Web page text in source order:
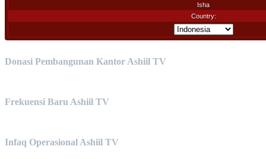
Donasi Pembangunan Kantor Ashiil TV
Frekuensi Baru Ashiil TV
Infaq Operasional Ashiil TV